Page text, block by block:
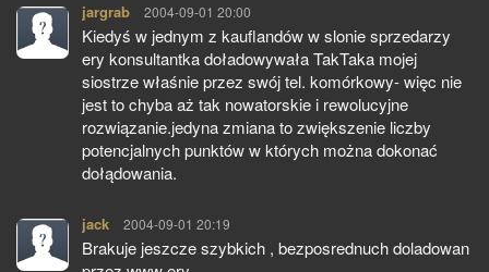
jargrab pisze:
2004-09-01 20:00
Kiedyś w jednym z kauflandów w slonie sprzedarzy
ery konsultantka doładowywała TakTaka mojej
siostrze właśnie przez swój tel. komórkowy- więc nie
jest to chyba aż tak nowatorskie i rewolucyjne
rozwiązanie.jedyna zmiana to zwiększenie liczby
potencjalnych punktów w których można dokonać
dołądowania.
jack pisze:
2004-09-01 20:19
Brakuje jeszcze szybkich , bezposrednuch doladowan